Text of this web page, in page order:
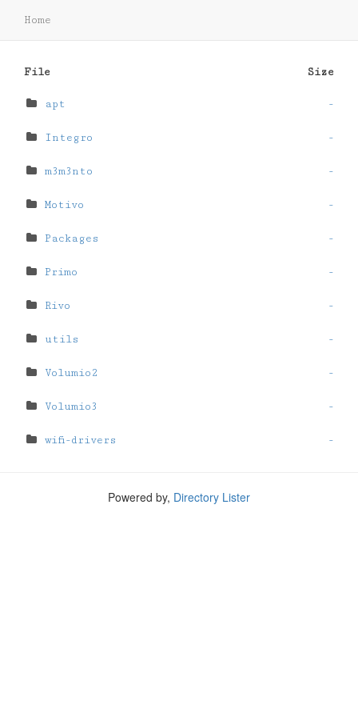
Home
File Size
apt -
Integro -
m3m3nto -
Motivo -
Packages -
Primo -
Rivo -
utils -
Volumio2 -
Volumio3 -
wifi-drivers -
Powered by, Directory Lister